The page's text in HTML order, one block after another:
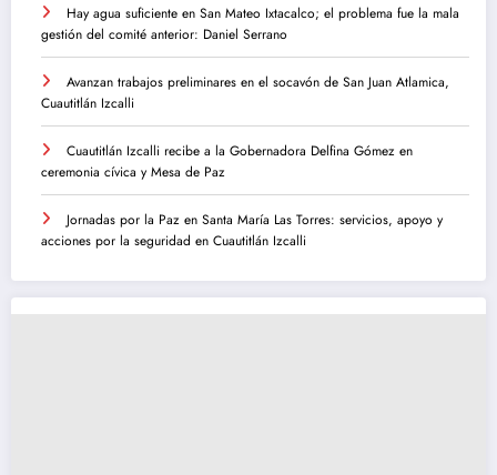
Hay agua suficiente en San Mateo Ixtacalco; el problema fue la mala
gestión del comité anterior: Daniel Serrano
Avanzan trabajos preliminares en el socavón de San Juan Atlamica,
Cuautitlán Izcalli
Cuautitlán Izcalli recibe a la Gobernadora Delfina Gómez en
ceremonia cívica y Mesa de Paz
Jornadas por la Paz en Santa María Las Torres: servicios, apoyo y
acciones por la seguridad en Cuautitlán Izcalli